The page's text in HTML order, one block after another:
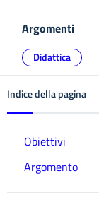
Argomenti
Didattica
Indice della pagina
Obiettivi
Argomento